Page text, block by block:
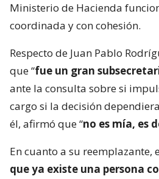
Ministerio de Hacienda
coordinada y con cohesión.
Respecto de Juan Pablo
que “fue un gran
ante la consulta sobre si
cargo si la decisión
él, afirmó que “no es mía, es
En cuanto a su reemplazante,
que ya existe una persona